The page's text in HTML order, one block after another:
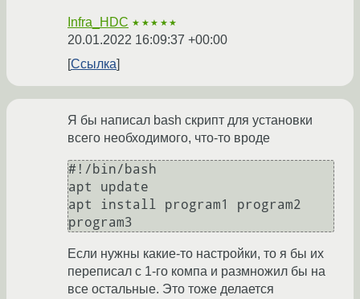
Infra_HDC ★★★★★
20.01.2022 16:09:37 +00:00
Ссылка
Я бы написал bash скрипт для установки
всего необходимого, что-то вроде
#!/bin/bash
apt update
apt install program1 program2
Если нужны какие-то настройки, то я бы их
переписал с 1-го компа и размножил бы на
все остальные. Это тоже делается